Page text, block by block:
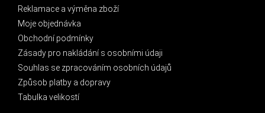
Reklamace a výměna zboží
Moje objednávka
Obchodní podmínky
Zásady pro nakládání s osobními údaji
Souhlas se zpracováním osobních údajů
Způsob platby a dopravy
Tabulka velikostí